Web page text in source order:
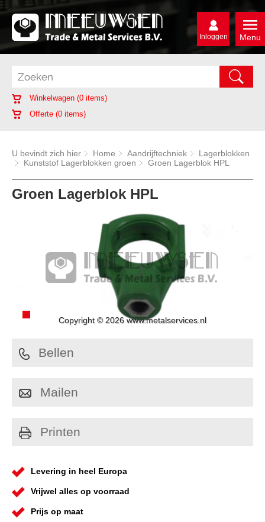
Menu
Inloggen
Winkelwagen (0 items)
Offerte (0 items)
U bevindt zich hier Home Aandrijftechniek
Lagerblokken
Kunststof Lagerblokken groen
Groen Lagerblok HPL
Groen Lagerblok HPL
Copyright © 2026 www.metalservices.nl
Bellen
Mailen
Printen
Levering in heel Europa
Vrijwel alles op voorraad
Prijs op maat